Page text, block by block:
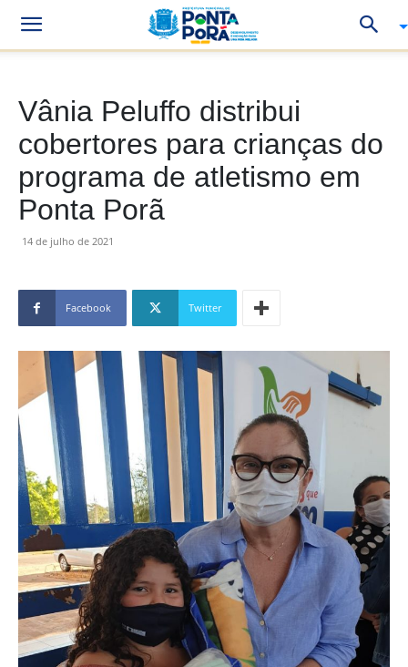
Vânia Peluffo distribui
cobertores para crianças do
programa de atletismo em
Ponta Porã
14 de julho de 2021
Facebook Twitter